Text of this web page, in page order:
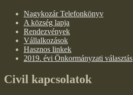
Nagykozár Telefonkönyv
A község lapja
Rendezvények
Vállalkozások
Hasznos linkek
2019. évi Önkormányzati választás
Civil kapcsolatok